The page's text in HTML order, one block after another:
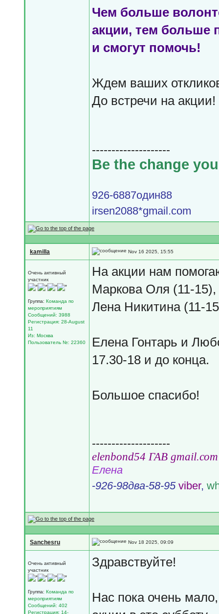
Чем больше
акции, тем больше
и смогут помочь!
Ждем ваших
До встречи на акции!
--------------------
Be the change
926-6887один88
irsen2088*gmail.com
kamilla Nov 16 2025, 15:55
Очень активный
участник
Группа: Команда по
мероприятиям
Сообщений: 3988
Регистрация: 28-August
11
Из: Москва
Пользователь №: 22360
На акции нам
Маркова Оля (11-15),
Лена Никитина (11-
Елена Гонтарь и
17.30-18 и до конца.
Большое спасибо!
--------------------
еlеnbоnd54 ГАВ gmail.соm
Елена
-926-98два-58-95 viber,
Sanchesru Nov 18 2025, 09:09
Очень активный
участник
Группа: Команда по
мероприятиям
Сообщений: 402
Регистрация: 14-
Здравствуйте!
Нас пока очень